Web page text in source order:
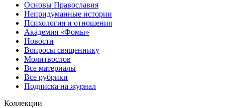
Основы Православия
Непридуманные истории
Психология и отношения
Академия «Фомы»
Новости
Вопросы священнику
Молитвослов
Все материалы
Все рубрики
Подписка на журнал
Коллекции